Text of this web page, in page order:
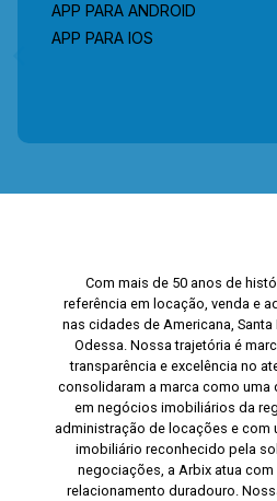
APP PARA ANDROID
APP PARA IOS
Com mais de 50 anos de
referência em locação, venda e
nas cidades de Americana, Santa
Odessa. Nossa trajetória é
transparência e excelência no
consolidaram a marca como uma
em negócios imobiliários da
administração de locações e com
imobiliário reconhecido pela
negociações, a Arbix atua
relacionamento duradouro.